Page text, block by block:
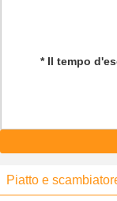
* Il tempo
Piatto e